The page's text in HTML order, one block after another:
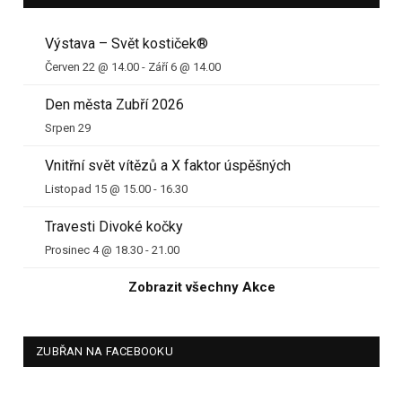
Výstava – Svět kostiček®
Červen 22 @ 14.00 - Září 6 @ 14.00
Den města Zubří 2026
Srpen 29
Vnitřní svět vítězů a X faktor úspěšných
Listopad 15 @ 15.00 - 16.30
Travesti Divoké kočky
Prosinec 4 @ 18.30 - 21.00
Zobrazit všechny Akce
ZUBŘAN NA FACEBOOKU